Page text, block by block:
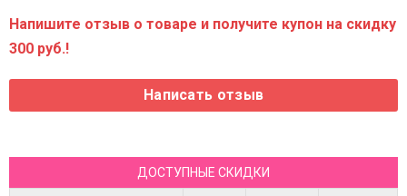
Напишите отзыв о товаре и получите купон на скидку
300 руб.!
ДОСТУПНЫЕ СКИДКИ